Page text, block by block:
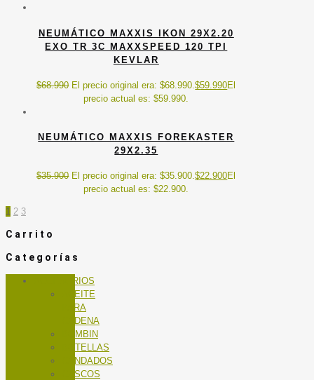
NEUMÁTICO MAXXIS IKON 29X2.20
EXO TR 3C MAXXSPEED 120 TPI
KEVLAR
$68.990 El precio original era: $68.990.$59.990El
precio actual es: $59.990.
NEUMÁTICO MAXXIS FOREKASTER
29X2.35
$35.900 El precio original era: $35.900.$22.900El
precio actual es: $22.900.
1 2 3
Carrito
Categorías
ACCESORIOS
ACEITE
PARA
CADENA
BOMBIN
BOTELLAS
CANDADOS
CASCOS